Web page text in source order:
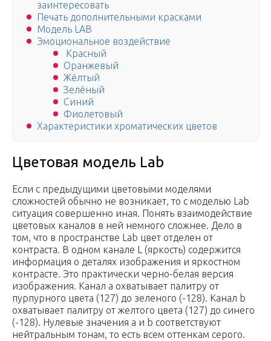
заинтересовать
Печать дополнительными красками
Модель LAB
Эмоциональное воздействие
Красный
Оранжевый
Жёлтый
Зелёный
Синий
Фиолетовый
Характеристики хроматических цветов
Цветовая модель Lab
Если с предыдущими цветовыми моделями
сложностей обычно не возникает, то с моделью Lab
ситуация совершенно иная. Понять взаимодействие
цветовых каналов в ней немного сложнее. Дело в
том, что в пространстве Lab цвет отделен от
контраста. В одном канале L (яркость) содержится
информация о деталях изображения и яркостном
контрасте. Это практически черно-белая версия
изображения. Канал а охватывает палитру от
пурпурного цвета (127) до зеленого (-128). Канал b
охватывает палитру от желтого цвета (127) до синего
(-128). Нулевые значения a и b соответствуют
нейтральным тонам, то есть всем оттенкам серого.